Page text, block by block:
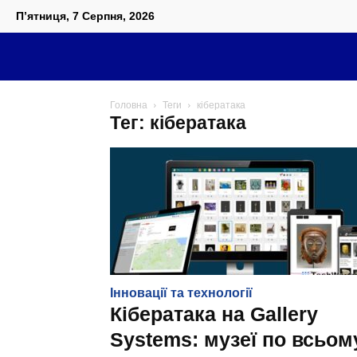
П’ятниця, 7 Серпня, 2026
Головна Теги кібератака
Тег: кібератака
Інновації та технології
Кібератака на Gallery
Systems: музеї по